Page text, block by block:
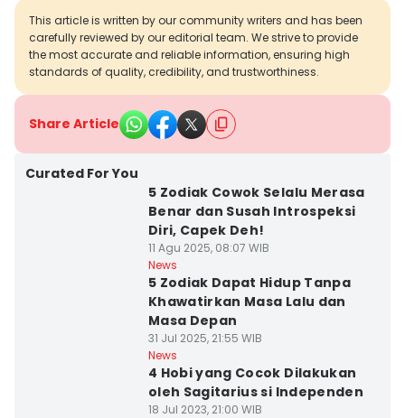
This article is written by our community writers and has been
carefully reviewed by our editorial team. We strive to provide
the most accurate and reliable information, ensuring high
standards of quality, credibility, and trustworthiness.
Share Article
Curated For You
5 Zodiak Cowok Selalu Merasa
Benar dan Susah Introspeksi
Diri, Capek Deh!
11 Agu 2025, 08:07 WIB
News
5 Zodiak Dapat Hidup Tanpa
Khawatirkan Masa Lalu dan
Masa Depan
31 Jul 2025, 21:55 WIB
News
4 Hobi yang Cocok Dilakukan
oleh Sagitarius si Independen
18 Jul 2023, 21:00 WIB